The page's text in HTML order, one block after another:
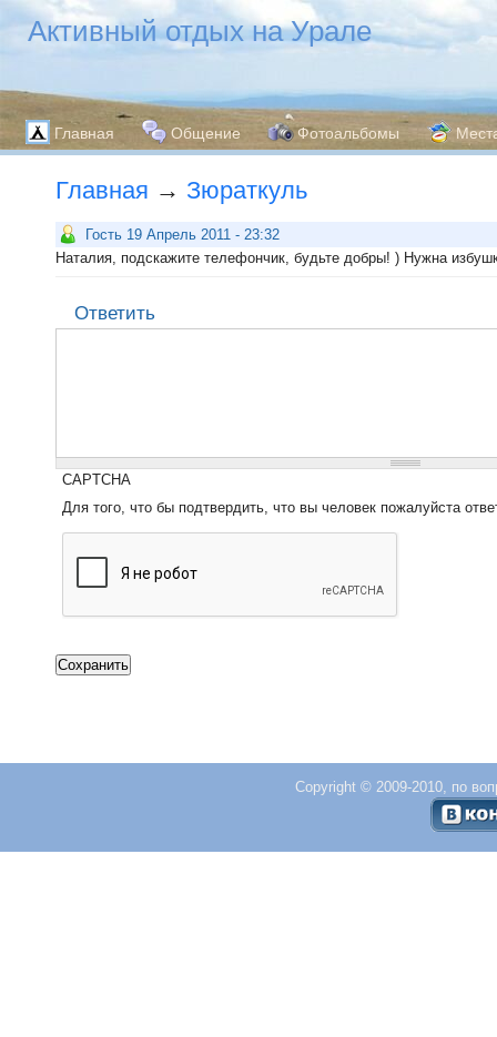
Активный отдых на Урале
Главная Общение Фотоальбомы
Главная → Зюраткуль
Гость 19 Апрель 2011 - 23:32
Наталия, подскажите телефончик, будьте добры! ) Нужна
Ответить
CAPTCHA
Для того, что бы подтвердить, что вы человек пожалуйста
Copyright © 2009-2010, по